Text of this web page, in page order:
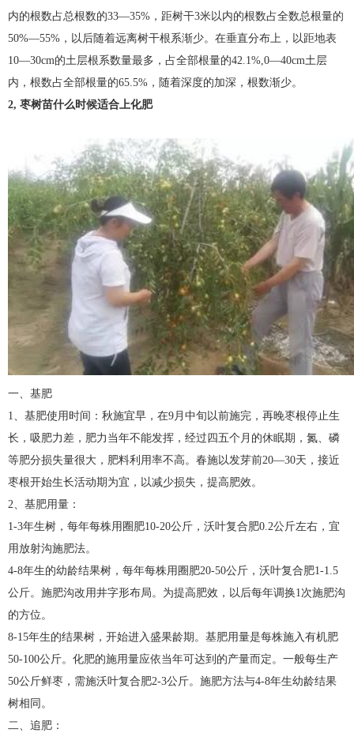
内的根数占总根数的33—35%，距树干3米以内的根数占全数总根量的
50%—55%，以后随着远离树干根系渐少。在垂直分布上，以距地表
10—30cm的土层根系数量最多，占全部根量的42.1%,0—40cm土层
内，根数占全部根量的65.5%，随着深度的加深，根数渐少。
2, 枣树苗什么时候适合上化肥
一、基肥
1、基肥使用时间：秋施宜早，在9月中旬以前施完，再晚枣根停止生
长，吸肥力差，肥力当年不能发挥，经过四五个月的休眠期，氮、磷
等肥分损失量很大，肥料利用率不高。春施以发芽前20—30天，接近
枣根开始生长活动期为宜，以减少损失，提高肥效。
2、基肥用量：
1-3年生树，每年每株用圈肥10-20公斤，沃叶复合肥0.2公斤左右，宜
用放射沟施肥法。
4-8年生的幼龄结果树，每年每株用圈肥20-50公斤，沃叶复合肥1-1.5
公斤。施肥沟改用井字形布局。为提高肥效，以后每年调换1次施肥沟
的方位。
8-15年生的结果树，开始进入盛果龄期。基肥用量是每株施入有机肥
50-100公斤。化肥的施用量应依当年可达到的产量而定。一般每生产
50公斤鲜枣，需施沃叶复合肥2-3公斤。施肥方法与4-8年生幼龄结果
树相同。
二、追肥：